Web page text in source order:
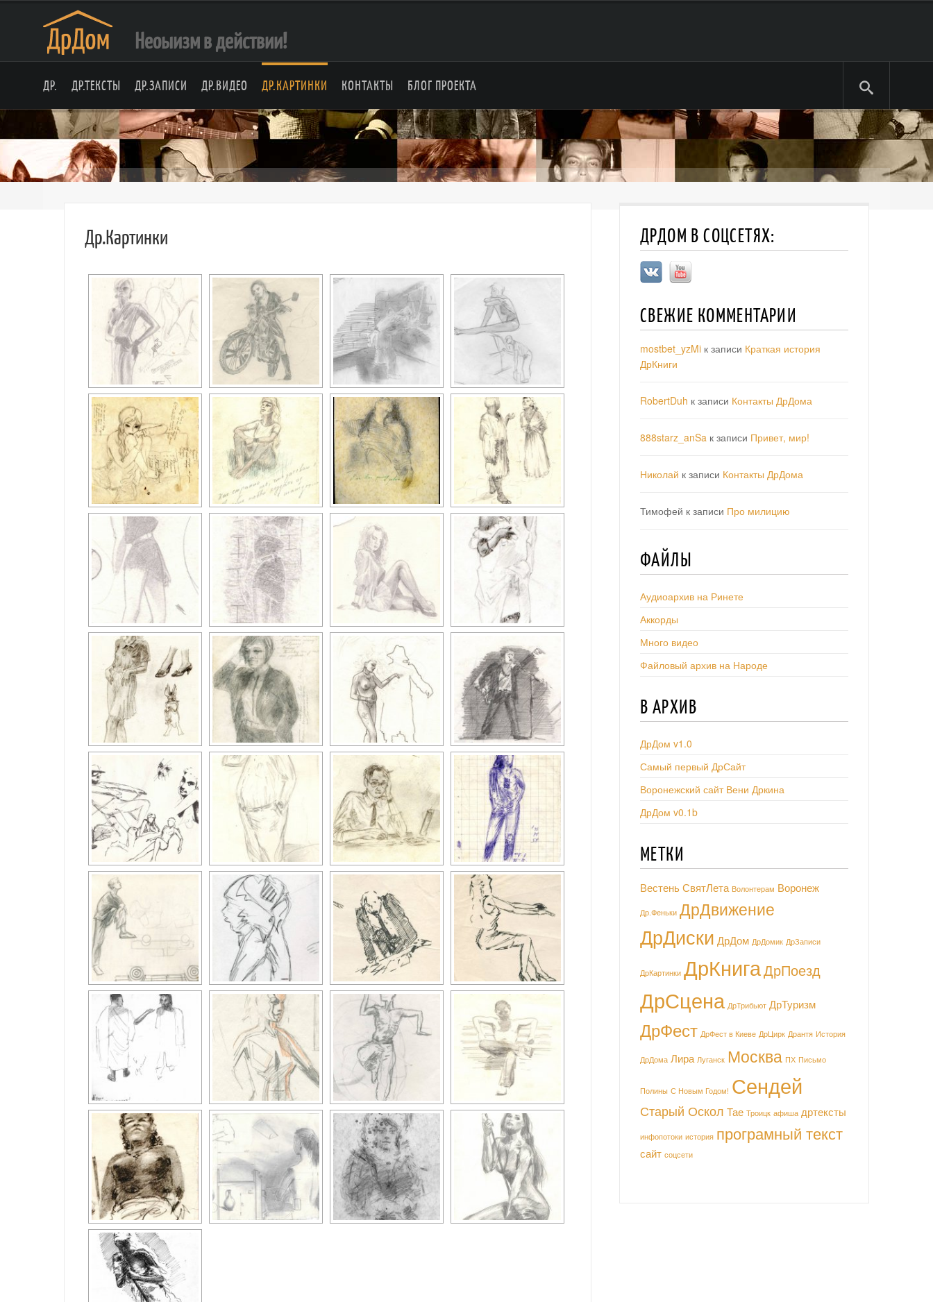
Неоыизм в действии!
ДР. ДР.ТЕКСТЫ ДР.ЗАПИСИ ДР.ВИДЕО ДР.КАРТИНКИ КОНТАКТЫ БЛОГ ПРОЕКТА
Др.Картинки ДРДОМ В СОЦСЕТЯХ:
СВЕЖИЕ КОММЕНТАРИИ
mostbet_yzMi к записи Краткая история
ДрКниги
RobertDuh к записи Контакты ДрДома
888starz_anSa к записи Привет, мир!
Николай к записи Контакты ДрДома
Тимофей к записи Про милицию
ФАЙЛЫ
Аудиоархив на Ринете
Аккорды
Много видео
Файловый архив на Народе
В АРХИВ
ДрДом v1.0
Самый первый ДрСайт
Воронежский сайт Вени Дркина
ДрДом v0.1b
МЕТКИ
Вестень СвятЛета Волонтерам Воронеж
Др.Феньки ДрДвижение
ДрДиски ДрДом ДрДомик ДрЗаписи
ДрКартинки ДрКнигаДрПоезд
ДрСцена ДрТрибьют ДрТуризм
ДрФест ДрФест в Киеве ДрЦирк Дрантя История
ДрДома Лира Луганск Москва ПХ Письмо
Полины С Новым Годом! Сендей
Старый Оскол Тае Троицк афиша дртексты
инфопотоки история програмный текст
сайт соцсети